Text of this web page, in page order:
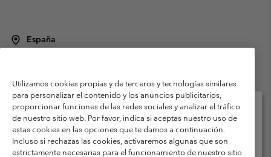
España
Condiciones de uso
Terminos de Venta
Garantía
Política de Privacidad
Términos y condiciones del programa de miembros
Términos De Uso Del Contenido Generado Por Los Usuarios
Utilizamos cookies propias y de terceros y tecnologías similares
para personalizar el contenido y los anuncios publicitarios,
proporcionar funciones de las redes sociales y analizar el tráfico
de nuestro sitio web. Por favor, indica si aceptas nuestro uso de
estas cookies en las opciones que te damos a continuación.
Incluso si rechazas las cookies, activaremos algunas que son
estrictamente necesarias para el funcionamiento de nuestro sitio
Selecciona tu país e idioma envío
Compras en línea disponibles